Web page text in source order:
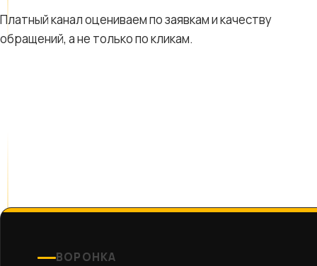
Платный канал оцениваем по заявкам и качеству
обращений, а не только по кликам.
ВОРОНКА